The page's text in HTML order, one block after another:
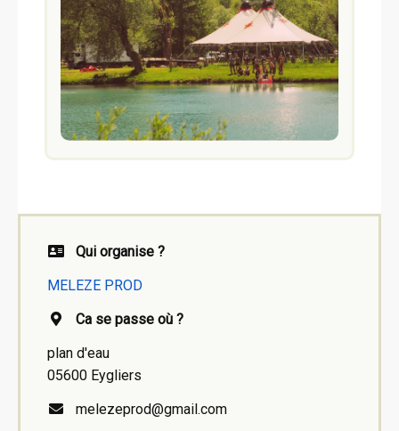
Qui organise ?
MELEZE PROD
Ca se passe où ?
plan d'eau
05600 Eygliers
melezeprod@gmail.com